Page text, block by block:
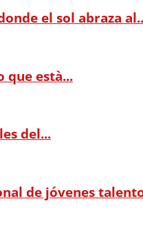
el sol abraza
que està...
del...
de jóvenes